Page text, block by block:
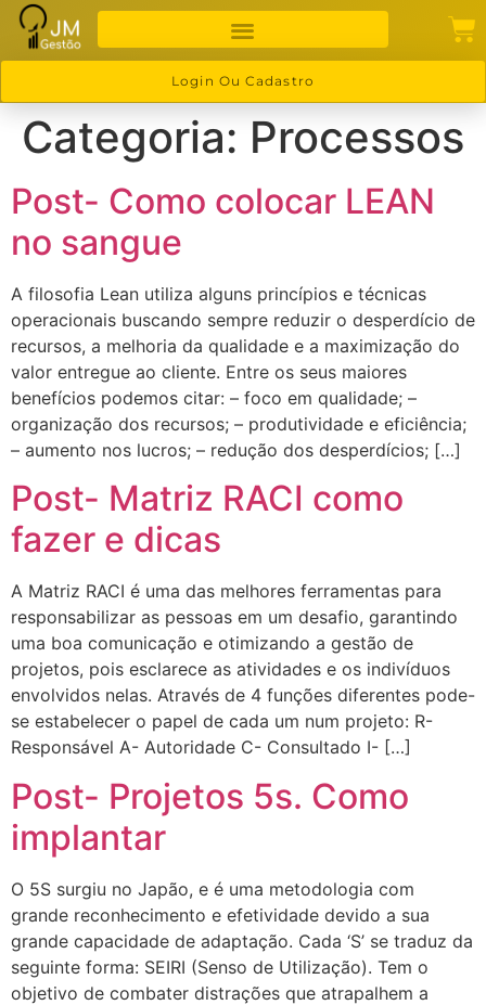
Login Ou Cadastro
Categoria: Processos
Post- Como colocar LEAN
no sangue
A filosofia Lean utiliza alguns princípios e técnicas
operacionais buscando sempre reduzir o desperdício de
recursos, a melhoria da qualidade e a maximização do
valor entregue ao cliente. Entre os seus maiores
benefícios podemos citar: – foco em qualidade; –
organização dos recursos; – produtividade e eficiência;
– aumento nos lucros; – redução dos desperdícios; […]
Post- Matriz RACI como
fazer e dicas
A Matriz RACI é uma das melhores ferramentas para
responsabilizar as pessoas em um desafio, garantindo
uma boa comunicação e otimizando a gestão de
projetos, pois esclarece as atividades e os indivíduos
envolvidos nelas. Através de 4 funções diferentes pode-
se estabelecer o papel de cada um num projeto: R-
Responsável A- Autoridade C- Consultado I- […]
Post- Projetos 5s. Como
implantar
O 5S surgiu no Japão, e é uma metodologia com
grande reconhecimento e efetividade devido a sua
grande capacidade de adaptação. Cada ‘S’ se traduz da
seguinte forma: SEIRI (Senso de Utilização). Tem o
objetivo de combater distrações que atrapalhem a